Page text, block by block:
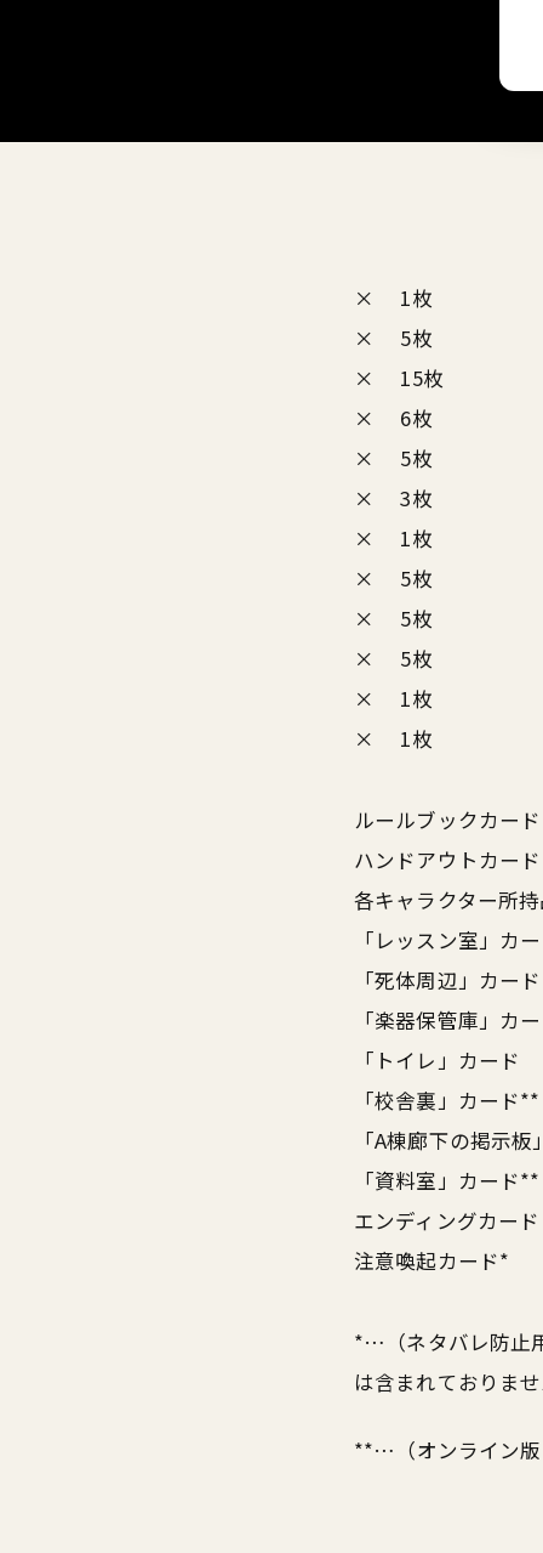
× 1枚
× 5枚
× 15枚
× 6枚
× 5枚
× 3枚
× 1枚
× 5枚
× 5枚
× 5枚
× 1枚
× 1枚
ルールブックカード
ハンドアウトカード
各キャラクター所
「レッスン室」カ
「死体周辺」カード
「楽器保管庫」カ
「トイレ」カード
「校舎裏」カード**
「A棟廊下の掲示
「資料室」カード**
エンディングカード
注意喚起カード*
*…（ネタバレ防止
は含まれておりま
**…（オンライン版